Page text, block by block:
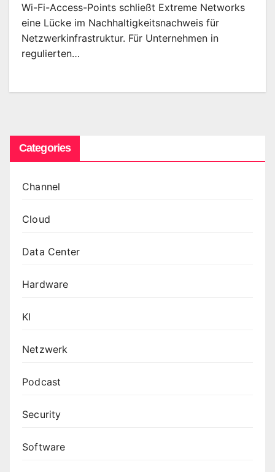
Wi-Fi-Access-Points schließt Extreme Networks
eine Lücke im Nachhaltigkeitsnachweis für
Netzwerkinfrastruktur. Für Unternehmen in
regulierten…
Categories
Channel
Cloud
Data Center
Hardware
KI
Netzwerk
Podcast
Security
Software